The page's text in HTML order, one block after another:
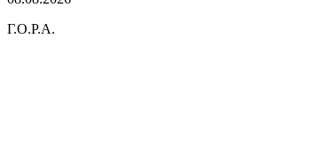
Г.О.Р.А.